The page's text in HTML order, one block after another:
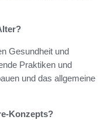
Gesundheit und
Praktiken und
und das allgemeine
Konzepts?